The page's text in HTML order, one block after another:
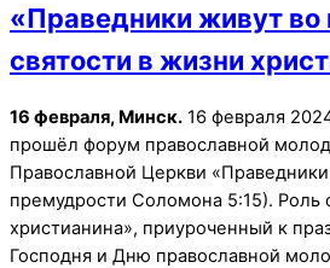
«Праведники живут во
святости в жизни
16 февраля, Минск. 16 февраля
прошёл форум православной
Православной Церкви
премудрости Соломона 5:15). Роль
христианина», приуроченный к
Господня и Дню православной